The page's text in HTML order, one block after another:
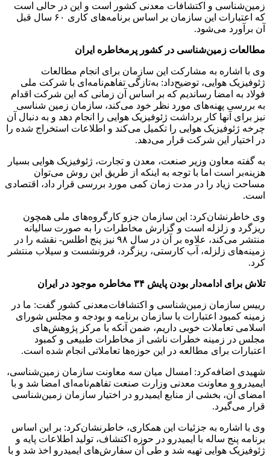
زمین‌شناسی و اکتشافات ‌معدنی کشور است و این در حالی است
که اعتبارات این سازمان بر اساس برنامه‌های کاری ۶۰ سال قبل
آن برآورد می‌شود.
مطالعات زمین‌شناسی در کشور پرمخاطره ایران
وی با اشاره به مشارکت این سازمان برای انجام مطالعات
ژئوفیزیک هوایی، توضیح‌داد: به‌تازگی تفاهم‌نامه‌ای با شرکت ملی
فولاد به امضا رساندیم که بر اساس آن زمانی که این شرکت اقدام
به بررسی پهنه‌های مورد نظر خود می‌کند، سازمان زمین شناسی
نیز برای آنها کار برداشت ژئوفیزیک هوایی را انجام دهد و به دنبال آن
چرخه ژئوفیزیک هوایی را تکمیل می‌کند و اطلاعات استخراج شده را
در اختیار این شرکت قرار می‌دهد.
به گفته معاون وزیر صنعت، معدن و تجارت، ژئوفیزیک هوایی بسیار
هزینه‌بر است اما با توجه به اینکه از طریق این روش می‌توان
مساحت زیاد را در مدت زمان کمی مورد بررسی قرار داد، اقتصادی
است.
وی خاطرنشان‌کرد: این سازمان جزو کارگروه‌های ملی همچون
ریزگرد و زلزله است و گزارش مخاطرات را به صورت سالیانه
منتشر می‌کند، علاوه بر آن در سال ۹۸ نیز پنج اطلس- نقشه را در
زمینه‌های زلزله، آب کارستی، ریزگرد، فرونشست و سیلاب منتشر
کرد.
تلاش برای ادامه‌دار بودن پایش ۳۴ مخاطره موجود در ایران
رییس سازمان زمین‌شناسی و اکتشافات‌معدنی کشور گفت: ما در
زمینه کمبود اعتبارات با سازمان برنامه و بودجه و مجلس شورای
اسلامی تعاملات خوبی داریم، ضمن آنکه با مرکز پژوهش‌های
مجلس در زمینه خطرات ناشی از مخاطرات طبیعی و کمبود
اعتبارات برای مطالعه در این حوزه‌ها تعاملاتی انجام شده است.
شهیدی اضافه‌کرد: امسال میان سه معاونت سازمان زمین‌شناسی،
ایمیدرو و معاونت معدنی وزارت صنعت تفاهم‌نامه‌ای امضا شد و با
امضای آن، بخشی از منابع ایمیدرو در اختیار سازمان زمین‌شناسی
قرار می‌گیرد.
وی با اشاره به جزئیات این همکاری، خاطرنشان‌کرد: بر این اساس
برنامه پنج ساله با ایمیدرو در حوزه اکتشاف، تولید اطلاعات پایه و
ژئوفیزیک هوایی تهیه شد و طی آن سفارش‌های ایمیدرو اخذ شد و با